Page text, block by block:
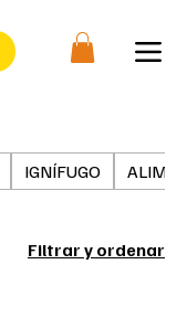
IGNÍFUGO
Filtrar y ordenar